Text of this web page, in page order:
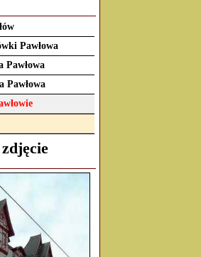
Pawłowa
Pawłowa
Pawłowa